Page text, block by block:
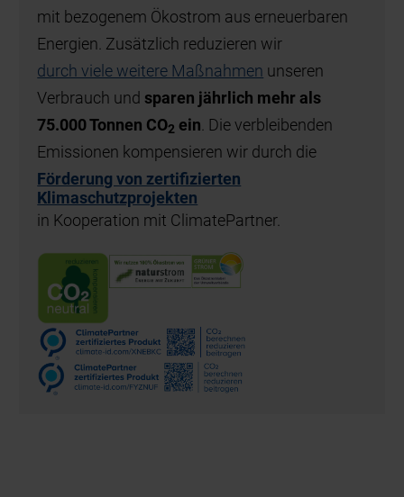
mit bezogenem Ökostrom aus erneuerbaren
Energien. Zusätzlich reduzieren wir
durch viele weitere Maßnahmen unseren
Verbrauch und sparen jährlich mehr als
75.000 Tonnen CO2 ein . Die verbleibenden
Emissionen kompensieren wir durch die
Förderung von zertifizierten
Klimaschutzprojekten
in Kooperation mit ClimatePartner.